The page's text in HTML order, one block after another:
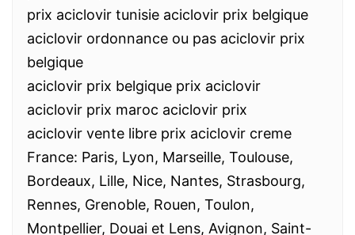
prix aciclovir tunisie aciclovir prix belgique
aciclovir ordonnance ou pas aciclovir prix
belgique
aciclovir prix belgique prix aciclovir
aciclovir prix maroc aciclovir prix
aciclovir vente libre prix aciclovir creme
France: Paris, Lyon, Marseille, Toulouse,
Bordeaux, Lille, Nice, Nantes, Strasbourg,
Rennes, Grenoble, Rouen, Toulon,
Montpellier, Douai et Lens, Avignon, Saint-